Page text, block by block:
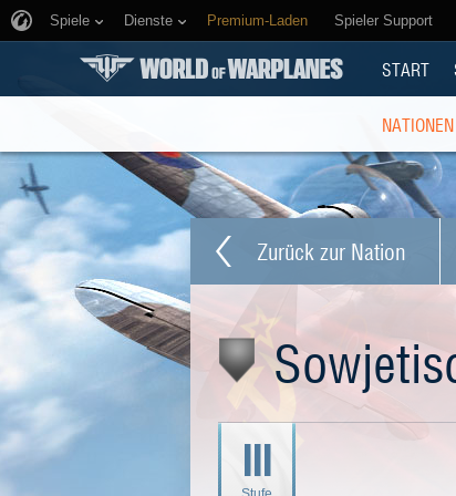
Spiele Dienste Premium-Laden Spieler Support
START
Zurück zur Nation
III